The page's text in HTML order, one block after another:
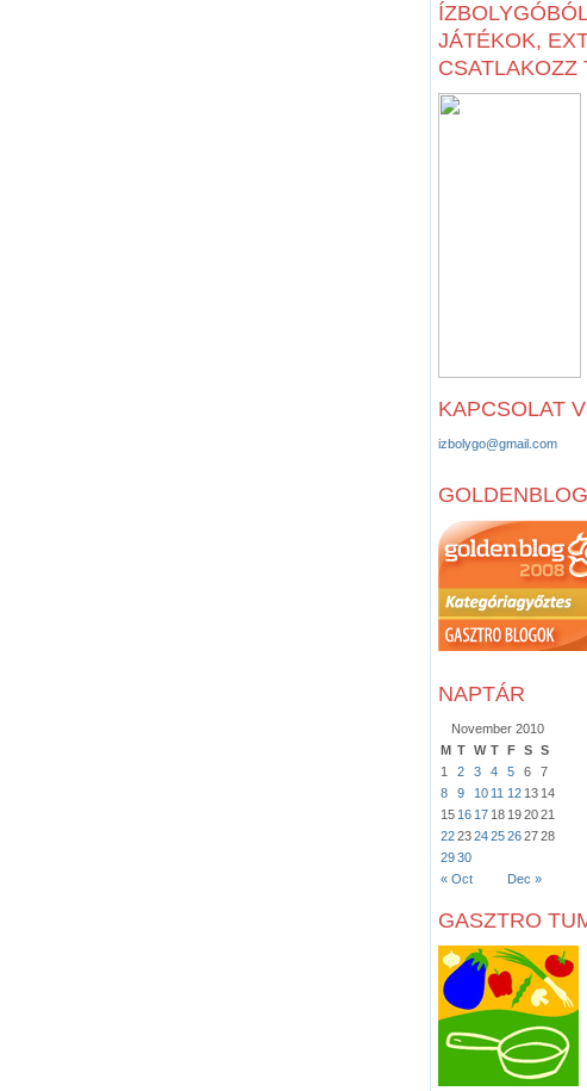
JÁTÉKOK,
CSATLAKOZZ
KAPCSOLAT
izbolygo@gmail.com
GOLDENBLOG
NAPTÁR
November 2010
M T W T F S S
« Oct Dec »
1 2 3 4 5 6
7
8
9 10 11 12 13 14
15 16 17 18 192021
22232425262728
2930
GASZTRO